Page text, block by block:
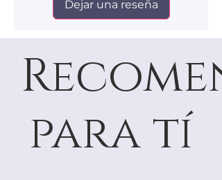
Dejar una reseña
para tí